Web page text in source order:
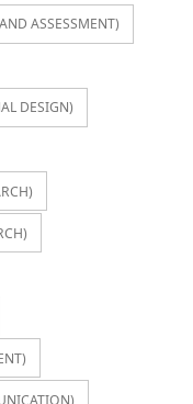
ASSESSMENT)
DESIGN)